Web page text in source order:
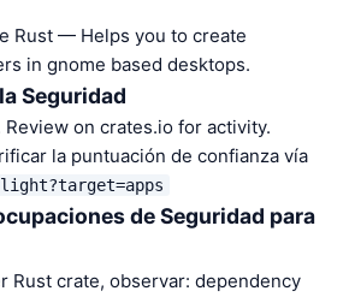
Rust — Helps you to create
in gnome based desktops.
Seguridad
Review on crates.io for activity.
la puntuación de confianza vía
de Seguridad para
Rust crate, observar: dependency